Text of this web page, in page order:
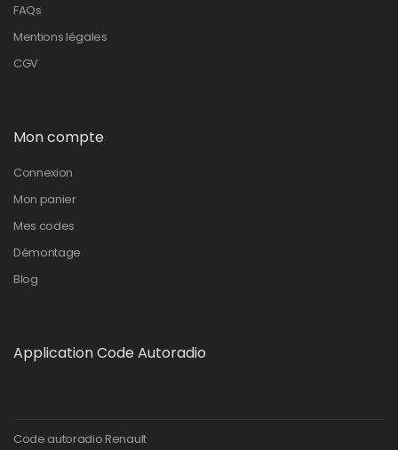
FAQs
Mentions légales
CGV
Mon compte
Connexion
Mon panier
Mes codes
Démontage
Blog
Application Code Autoradio
Code autoradio Renault